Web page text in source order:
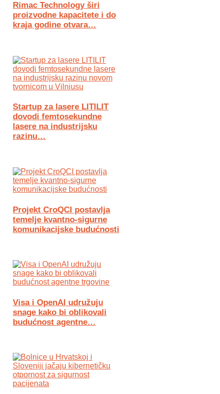
Rimac Technology širi
proizvodne kapacitete i do
kraja godine otvara…
Startup za lasere LITILIT
dovodi femtosekundne
lasere na industrijsku
razinu…
Projekt CroQCI postavlja
temelje kvantno-sigurne
komunikacijske budućnosti
Visa i OpenAI udružuju
snage kako bi oblikovali
budućnost agentne…